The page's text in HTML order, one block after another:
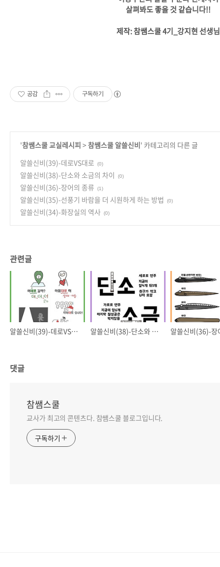
살펴봐도 좋을 것 같습니다!!
제작: 참쌤스쿨 4기_강지현 선생님
공감 구독하기
'참쌤스쿨 교실레시피 > 참쌤스쿨 알쓸신비' 카테고리의 다른 글
알쓸신비(39)-데로VS대로
(0)
알쓸신비(38)-단소와 소금의 차이 (0)
알쓸신비(36)-장어의 종류 (1)
알쓸신비(35)-선풍기 바람을 더 시원하게 하는 방법 (0)
알쓸신비(34)-화장실의 역사 (0)
관련글
알쓸신비(39)-데로VS대로 알쓸신비(38)-단소와 소금의 차이
댓글
참쌤스쿨
교사가 최고의 콘텐츠다. 참쌤스쿨 블로그입니다.
구독하기